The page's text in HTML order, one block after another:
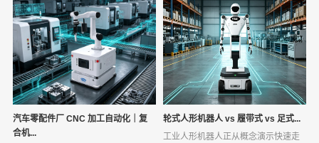
汽车零配件厂 CNC 加工自动化｜复
合机...
轮式人形机器人 vs 履带式 vs 足式...
工业人形机器人正从概念演示快速走